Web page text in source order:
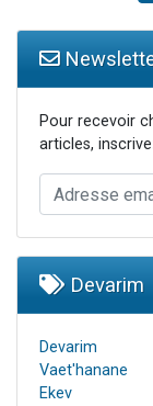
Pour recevoir
articles,
Devarim
Devarim
Vaet'hanane
Ekev